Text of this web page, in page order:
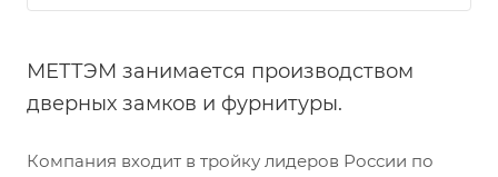
МЕТТЭМ занимается производством
дверных замков и фурнитуры.
Компания входит в тройку лидеров России по